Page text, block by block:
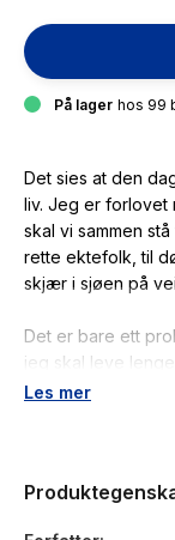
På lager hos 99
Det sies at den
liv. Jeg er forlovet
skal vi sammen
rette ektefolk, til
skjær i sjøen på
Det er bare ett
jeg skal leve lenge
jeg ikke vokter
Les mer